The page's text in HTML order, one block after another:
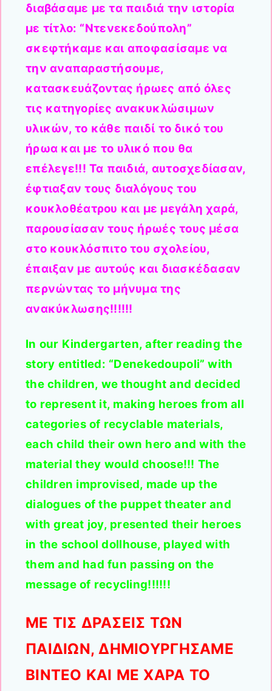
διαβάσαμε με τα παιδιά την ιστορία
με τίτλο: “Ντενεκεδούπολη”
σκεφτήκαμε και αποφασίσαμε να
την αναπαραστήσουμε,
κατασκευάζοντας ήρωες από όλες
τις κατηγορίες ανακυκλώσιμων
υλικών, το κάθε παιδί το δικό του
ήρωα και με το υλικό που θα
επέλεγε!!! Τα παιδιά, αυτοσχεδίασαν,
έφτιαξαν τους διαλόγους του
κουκλοθέατρου και με μεγάλη χαρά,
παρουσίασαν τους ήρωές τους μέσα
στο κουκλόσπιτο του σχολείου,
έπαιξαν με αυτούς και διασκέδασαν
περνώντας το μήνυμα της
ανακύκλωσης!!!!!!
In our Kindergarten, after reading the
story entitled: “Denekedoupoli” with
the children, we thought and decided
to represent it, making heroes from all
categories of recyclable materials,
each child their own hero and with the
material they would choose!!! The
children improvised, made up the
dialogues of the puppet theater and
with great joy, presented their heroes
in the school dollhouse, played with
them and had fun passing on the
message of recycling!!!!!!
ΜΕ ΤΙΣ ΔΡΑΣΕΙΣ ΤΩΝ
ΠΑΙΔΙΩΝ, ΔΗΜΙΟΥΡΓΗΣΑΜΕ
ΒΙΝΤΕΟ ΚΑΙ ΜΕ ΧΑΡΑ ΤΟ